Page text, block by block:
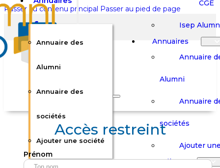
Passer au contenu principal Passer au pied de page
Rechercher sur le site
Rechercher
Annuaire des
Alumni
Annuaire des
sociétés
Ajouter une société
CGE
Isep
Annuaires
Annuaire
Alumni
Annuaire
sociétés
Ajouter
Carrières
Accès restreint
Prénom